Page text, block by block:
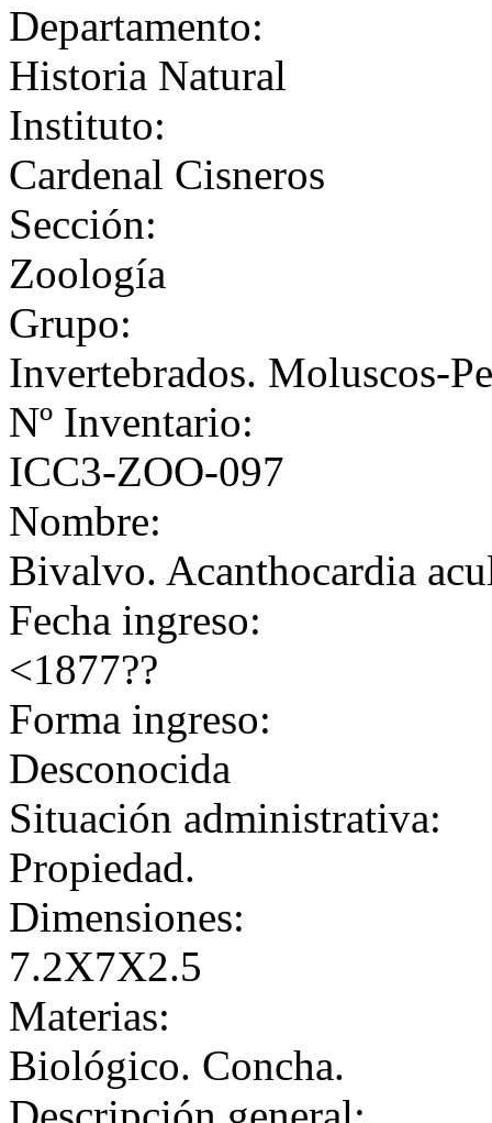
Departamento:
Historia Natural
Instituto:
Cardenal Cisneros
Sección:
Zoología
Grupo:
Invertebrados. Moluscos-
Nº Inventario:
ICC3-ZOO-097
Nombre:
Bivalvo. Acanthocardia
Fecha ingreso:
<1877??
Forma ingreso:
Desconocida
Situación administrativa:
Propiedad.
Dimensiones:
7.2X7X2.5
Materias:
Biológico. Concha.